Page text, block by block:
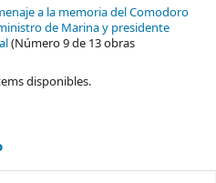
a la memoria del Comodoro
de Marina y presidente
(Número 9 de 13 obras
disponibles.